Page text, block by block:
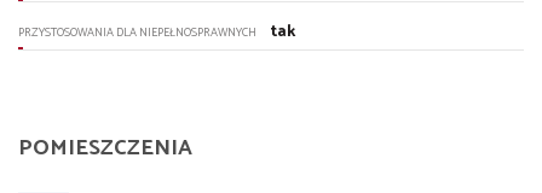
PRZYSTOSOWANIA DLA NIEPEŁNOSPRAWNYCH tak
POMIESZCZENIA